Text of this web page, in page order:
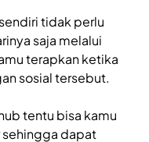
tidak perlu
saja melalui
terapkan ketika
sosial tersebut.
tentu bisa kamu
sehingga dapat